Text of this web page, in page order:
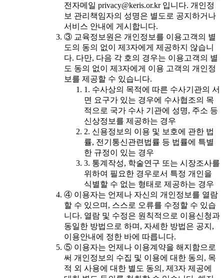
전자메일 privacy@keris.or.kr 입니다. 개인정
보 관리책임자의 성명은 별도로 공지하거나
서비스 안내에 게시합니다.
③ 교육정보원은 개인정보를 이용고객의 별
도의 동의 없이 제3자에게 제공하지 않습니
다. 다만, 다음 각 호의 경우는 이용고객의 별
도 동의 없이 제3자에게 이용 고객의 개인정
보를 제공할 수 있습니다.
1. 수사상의 목적에 따른 수사기관의 서
면 요구가 있는 경우에 수사협조의 목
적으로 국가 수사 기관에 성명, 주소 등
신상정보를 제공하는 경우
2. 신용정보의 이용 및 보호에 관한 법
률, 전기통신관련법률 등 법률에 특별
한 규정이 있는 경우
3. 통계작성, 학술연구 또는 시장조사를
위하여 필요한 경우로서 특정 개인을
식별할 수 없는 형태로 제공하는 경우
④ 이용자는 언제나 자신의 개인정보를 열람
할 수 있으며, 스스로 오류를 수정할 수 있습
니다. 열람 및 수정은 원칙적으로 이용신청과
동일한 방법으로 하며, 자세한 방법은 공지,
이용안내에 정한 바에 따릅니다.
⑤ 이용자는 언제나 이용계약을 해지함으로
써 개인정보의 수집 및 이용에 대한 동의, 목
적 외 사용에 대한 별도 동의, 제3자 제공에